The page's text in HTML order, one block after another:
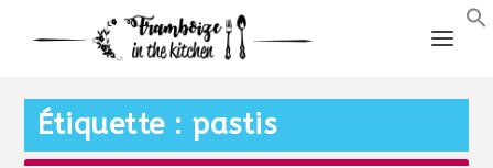
Étiquette : pastis